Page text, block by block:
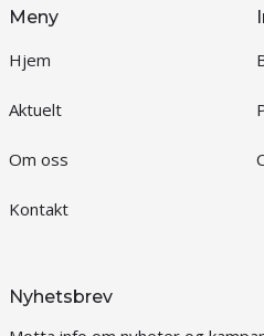
Meny
Hjem
Aktuelt
Om oss
Kontakt
Nyhetsbrev